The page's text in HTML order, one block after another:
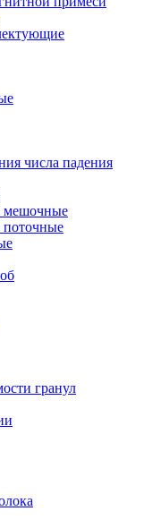
числа падения
мешочные
поточные
гранул